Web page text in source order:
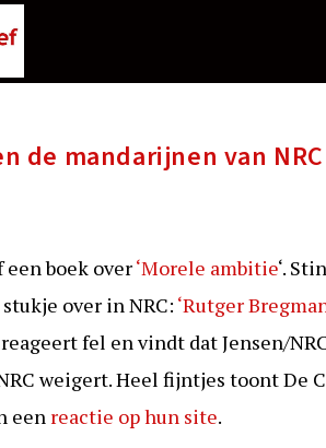
de mandarijnen van NRC
boek over‘Morele ambitie‘.
over in NRC: ‘Rutger
reageert fel en vindt dat Jensen/
weigert. Heel fijntjes toont De
een reactie op hun site.